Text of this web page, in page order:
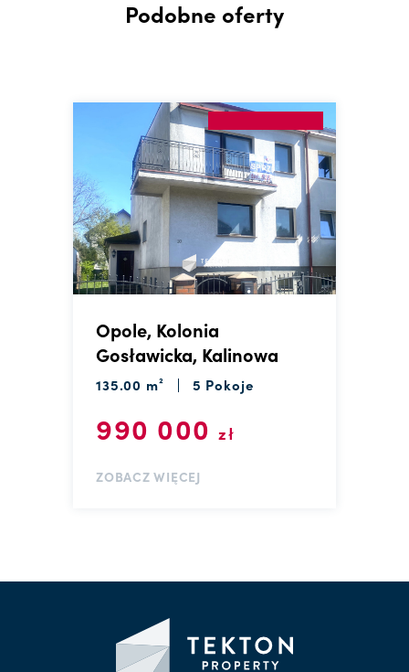
Podobne oferty
Opole, Kolonia
Gosławicka, Kalinowa
135.00 m² 5 Pokoje
990 000 zł
ZOBACZ WIĘCEJ